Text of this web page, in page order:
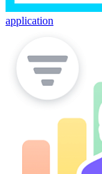
application